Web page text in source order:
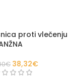
proti vlečenju
€ 38,32€